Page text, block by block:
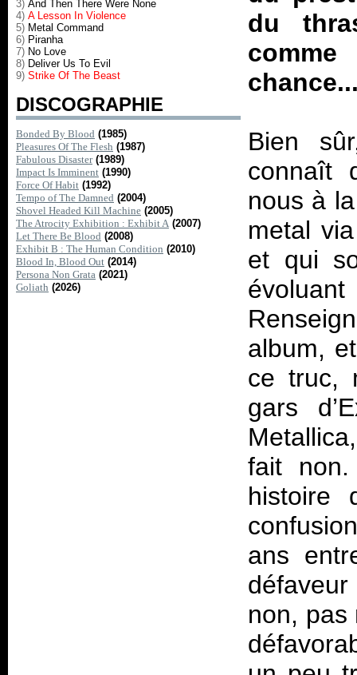
3) And Then There Were None
4) A Lesson In Violence
5) Metal Command
6) Piranha
7) No Love
8) Deliver Us To Evil
9) Strike Of The Beast
DISCOGRAPHIE
Bonded By Blood (1985)
Pleasures Of The Flesh (1987)
Fabulous Disaster (1989)
Impact Is Imminent (1990)
Force Of Habit (1992)
Tempo of The Damned (2004)
Shovel Headed Kill Machine (2005)
The Atrocity Exhibition : Exhibit A (2007)
Let There Be Blood (2008)
Exhibit B : The Human Condition (2010)
Blood In, Blood Out (2014)
Persona Non Grata (2021)
Goliath (2026)
du
Bien
connaît
nous à
metal
et qui
album,
ce truc,
gars
fait
histoire
ans
non, pas